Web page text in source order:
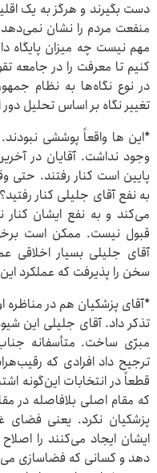
دست بگیرند و هرگز به یک
منفعت مردم را نشان
مهم نیست چه میزان پایگاه
کنیم تا معرفت را در جامعه
در نوع نگاه‌ها به نظام
تغییر نگاه بر اساس تحلیل
*این ها واقعاً پوششی
وجود نداشت. آقایان در
پایین است کنار رفتند. حتی
به نفع آقای جلیلی کنار
می‌کند و به نفع ایشان کنار
قبول نیست. ممکن است برخی
آقای جلیلی بسیار
سخن را پذیرفت که عملکرد
*آقای پزشکیان هم در مناظره
تذکر ‌داد. آقای جلیلی این
مبرّی ‌ساخت. متأسفانه
ترجیح داد افرادی که
قطعاً در انتخابات این‌گونه
که مقام اصلی بلافاصله در
پزشکیان نکرد. یعنی فضای
ایشان ایجاد می‌کنند را اصلاح
دهد و کسانی که فضاسازی